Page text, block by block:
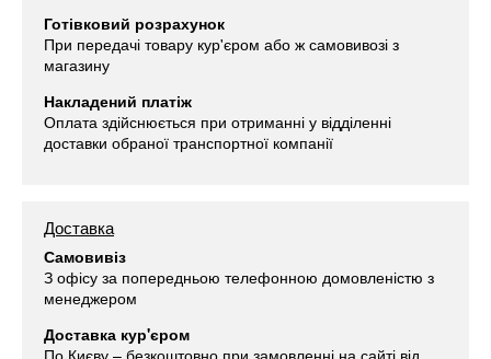
Готівковий розрахунок
При передачі товару кур'єром або ж самовивозі з
магазину
Накладений платіж
Оплата здійснюється при отриманні у відділенні
доставки обраної транспортної компанії
Доставка
Самовивіз
З офісу за попередньою телефонною домовленістю з
менеджером
Доставка кур'єром
По Києву – безкоштовно при замовленні на сайті від